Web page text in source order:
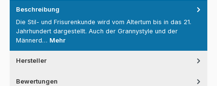
Beschreibung
Die Stil- und Frisurenkunde wird vom Altertum bis in das 21.
Jahrhundert dargestellt. Auch der Grannystyle und der
Männerd… Mehr
Hersteller
Bewertungen